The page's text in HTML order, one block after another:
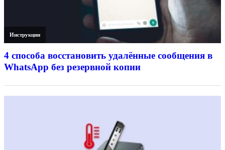
Инструкции
4 способа восстановить удалённые сообщения в
WhatsApp без резервной копии